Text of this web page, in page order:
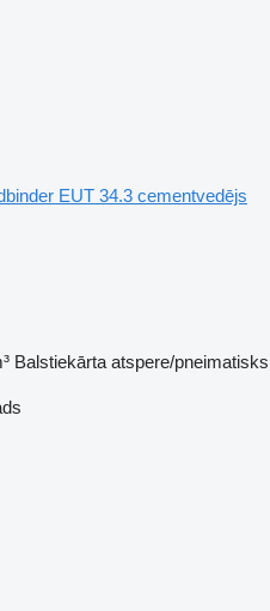
EUT 34.3 cementvedējs
Balstiekārta atspere/pneimatisks